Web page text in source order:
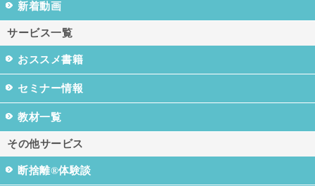
新着動画
サービス一覧
おススメ書籍
セミナー情報
教材一覧
その他サービス
断捨離®体験談